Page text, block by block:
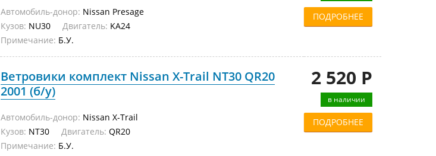
Автомобиль-донор: Nissan Presage
Кузов: NU30 Двигатель: KA24
Примечание: Б.У.
ПОДРОБНЕЕ
Ветровики комплект Nissan X-Trail NT30 QR20
2001 (б/у)
Автомобиль-донор: Nissan X-Trail
Кузов: NT30 Двигатель: QR20
Примечание: Б.У.
2 520 Р
в наличии
ПОДРОБНЕЕ